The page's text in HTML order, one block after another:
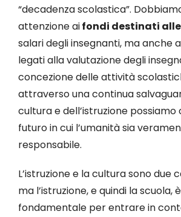
“decadenza scolastica”.
attenzione aifondi destinati
salari degli insegnanti, ma anche
legati alla valutazione degli
concezione delle attività
attraverso una continua
cultura e dell’istruzione possiamo
futuro in cui l’umanità sia
responsabile.
L’istruzione e la cultura sono due
ma l’istruzione, e quindi la scuola,
fondamentale per entrare in